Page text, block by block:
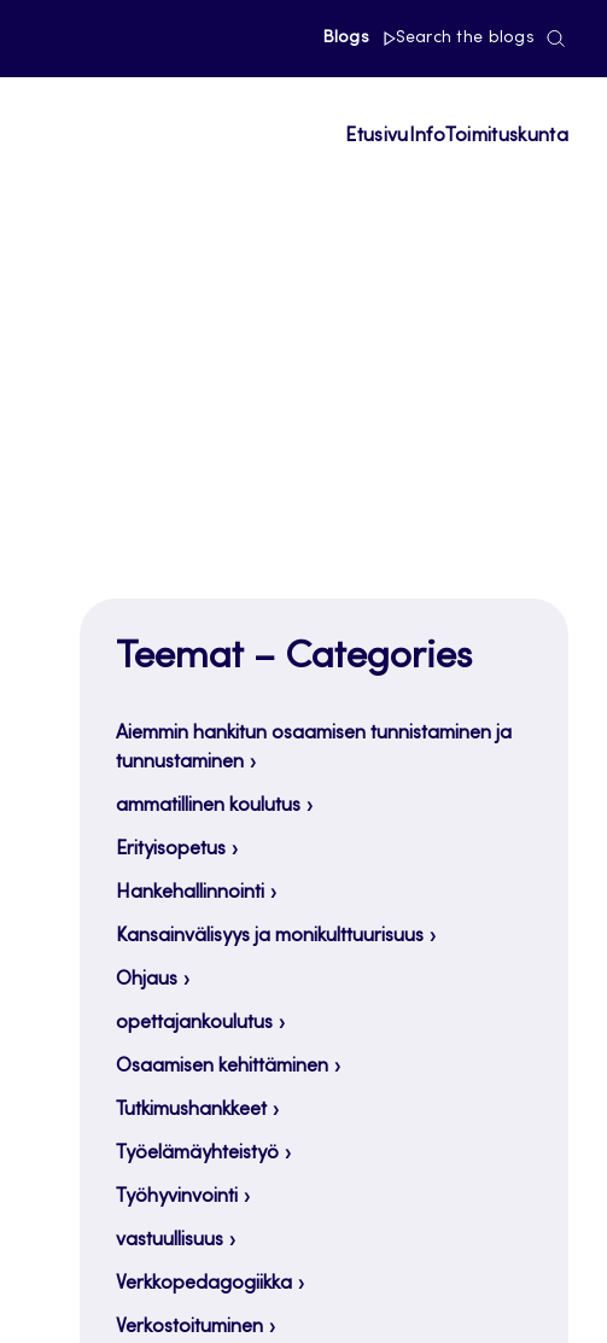
Blogs Search the blogs
Etusivu InfoToimituskunta
Teemat – Categories
Aiemmin hankitun osaamisen tunnistaminen ja
tunnustaminen
ammatillinen koulutus
Erityisopetus
Hankehallinnointi
Kansainvälisyys ja monikulttuurisuus
Ohjaus
opettajankoulutus
Osaamisen kehittäminen
Tutkimushankkeet
Työelämäyhteistyö
Työhyvinvointi
vastuullisuus
Verkkopedagogiikka
Verkostoituminen